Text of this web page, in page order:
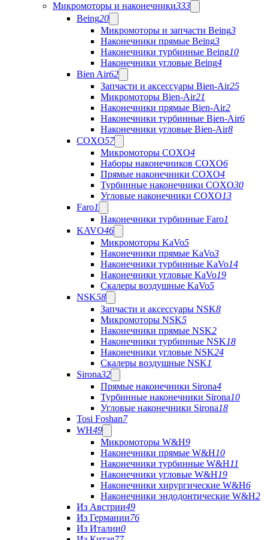
Микромоторы и наконечники333
Being20
Микромоторы и запчасти Being3
Наконечники прямые Being3
Наконечники турбинные Being10
Наконечники угловые Being4
Bien Air62
Запчасти и аксессуары Bien-Air25
Микромоторы Bien-Air21
Наконечники прямые Bien-Air2
Наконечники турбинные Bien-Air6
Наконечники угловые Bien-Air8
COXO57
Микромоторы COXO4
Наборы наконечников COXO6
Прямые наконечники COXO4
Турбинные наконечники COXO30
Угловые наконечники COXO13
Faro1
Наконечники турбинные Faro1
KAVO46
Микромоторы KaVo5
Наконечники прямые KaVo3
Наконечники турбинные KaVo14
Наконечники угловые KaVo19
Скалеры воздушные KaVo5
NSK58
Запчасти и аксессуары NSK8
Микромоторы NSK5
Наконечники прямые NSK2
Наконечники турбинные NSK18
Наконечники угловые NSK24
Скалеры воздушные NSK1
Sirona32
Прямые наконечники Sirona4
Турбинные наконечники Sirona10
Угловые наконечники Sirona18
Tosi Foshan7
WH49
Микромоторы W&H9
Наконечники прямые W&H10
Наконечники турбинные W&H11
Наконечники угловые W&H19
Наконечники хирургические W&H6
Наконечники эндодонтические W&H2
Из Австрии49
Из Германии76
Из Италии0